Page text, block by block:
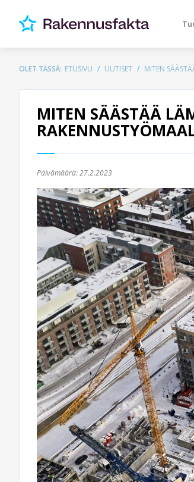
OLET TÄSSÄ: ETUSIVU UUTISET MITEN
MITEN SÄÄSTÄÄ
Päivämäärä:27.2.2023